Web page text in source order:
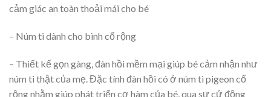
cảm giác an toàn thoải mái cho bé
– Núm ti dành cho bình cổ rộng
– Thiết kế gọn gàng, đàn hồi mềm mại giúp bé cảm nhận như
núm ti thật của mẹ. Đặc tính đàn hồi có ở núm ti pigeon cổ
rộng nhằm giúp phát triển cơ hàm của bé, qua sự cử động